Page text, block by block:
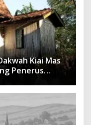
Kiai Mas
Penerus